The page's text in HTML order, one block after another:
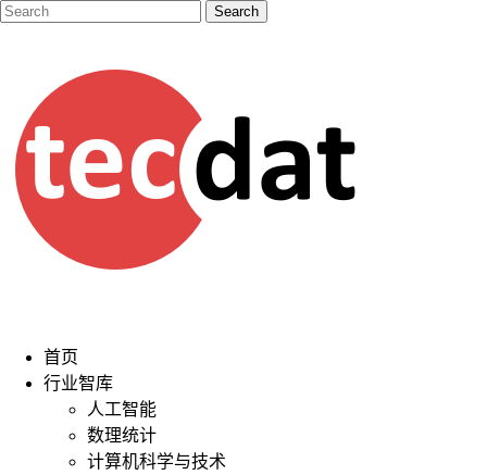
首页
行业智库
人工智能
数理统计
计算机科学与技术